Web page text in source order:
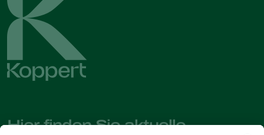
Hier finden Sie aktuelle